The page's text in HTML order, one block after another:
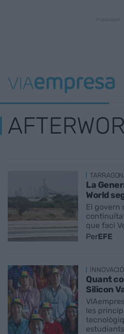
La
World
El govern
que faci
PerEFE
INNOVACIÓ
Quant
Silicon
les